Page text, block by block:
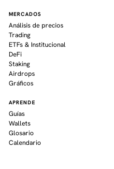
MERCADOS
Análisis de precios
Trading
ETFs & Institucional
DeFi
Staking
Airdrops
Gráficos
APRENDE
Guías
Wallets
Glosario
Calendario